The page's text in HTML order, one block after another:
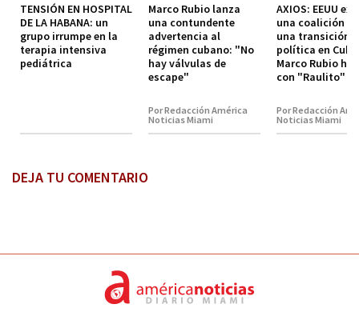
TENSIÓN EN HOSPITAL
DE LA HABANA: un
grupo irrumpe en la
terapia intensiva
pediátrica
Marco Rubio lanza
una contundente
advertencia al
régimen cubano: "No
hay válvulas de
escape"
Por Redacción América
Noticias Miami
AXIOS: EEUU
una coalición
una transición
política en
Marco Rubio
con "Raulito"
Por Redacción
Noticias Miami
DEJA TU COMENTARIO